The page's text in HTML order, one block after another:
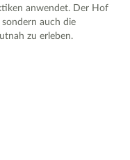
anwendet. Der Hof
auch die
zu erleben.